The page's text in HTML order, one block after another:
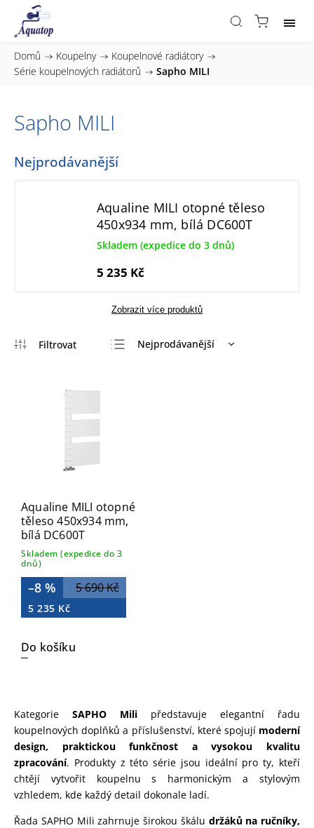
Domů / Koupelny / Koupelnové radiátory /
Série koupelnových radiátorů / Sapho MILI
Sapho MILI
Nejprodávanější
Aqualine MILI otopné těleso
450x934 mm, bílá DC600T
Skladem (expedice do 3 dnů)
5 235 Kč
Zobrazit více produktů
Nejprodávanější
Aqualine MILI otopné
těleso 450x934 mm,
bílá DC600T
Skladem (expedice do 3
dnů)
5 690 Kč
–8 %
5 235 Kč
Do košíku
Kategorie SAPHO Mili představuje elegantní řadu
koupelnových doplňků a příslušenství, které spojují moderní
design, praktickou funkčnost a vysokou kvalitu
zpracování. Produkty z této série jsou ideální pro ty, kteří
chtějí vytvořit koupelnu s harmonickým a stylovým
vzhledem, kde každý detail dokonale ladí.
Řada SAPHO Mili zahrnuje širokou škálu držáků na ručníky,